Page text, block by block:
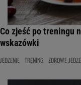
Co zjeść po treningu
wskazówki
JEDZENIE TRENING ZDROWE